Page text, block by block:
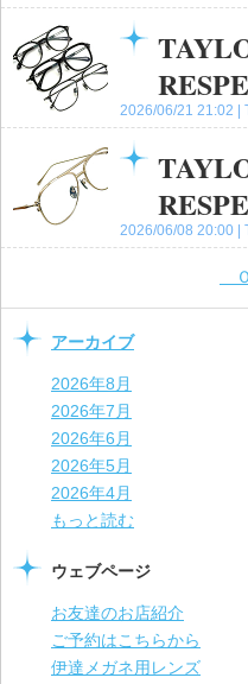
連の色々な話題
中
ト(0)
2026/06/21 21:02
中之条店
高崎店
2026/06/08 20:00
中之条店
高崎店
アーカイブ
2026年8月
2026年7月
2026年6月
2026年5月
2026年4月
もっと読む
ウェブページ
お友達のお店紹介
ご予約はこちらから
伊達メガネ用レンズ